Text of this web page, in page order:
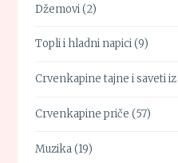
Džemovi(2)
Topli i hladni napici(9)
Crvenkapine tajne i saveti
Crvenkapine priče (57)
Muzika(19)